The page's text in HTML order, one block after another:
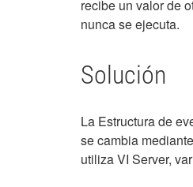
recibe un valor de
nunca se ejecuta.
Solución
La Estructura de
se cambia
utiliza VI Server,